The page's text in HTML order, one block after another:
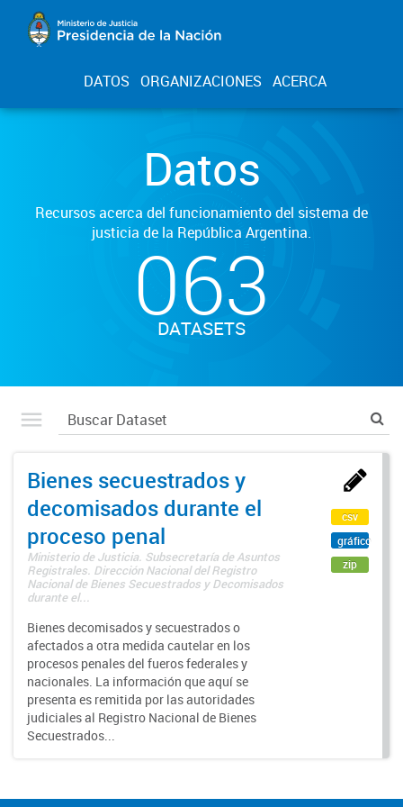
DATOS ORGANIZACIONES ACERCA
Datos
Recursos acerca del funcionamiento del sistema de
justicia de la República Argentina.
063
DATASETS
Bienes secuestrados y
decomisados durante el
proceso penal
Ministerio de Justicia. Subsecretaría de Asuntos
Registrales. Dirección Nacional del Registro
Nacional de Bienes Secuestrados y Decomisados
durante el...
Bienes decomisados y secuestrados o
afectados a otra medida cautelar en los
procesos penales del fueros federales y
nacionales. La información que aquí se
presenta es remitida por las autoridades
judiciales al Registro Nacional de Bienes
Secuestrados...
csv
gráfico
zip